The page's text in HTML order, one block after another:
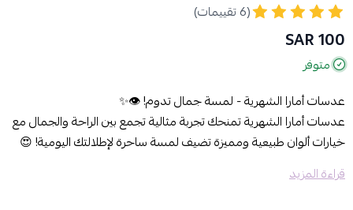
(6 تقييمات)
100 SAR
متوفر
عدسات أمارا الشهرية - لمسة جمال تدوم! 👁️✨
عدسات أمارا الشهرية تمنحك تجربة مثالية تجمع بين الراحة والجمال مع
خيارات ألوان طبيعية ومميزة تضيف لمسة ساحرة لإطلالتك اليومية! 😍
المميزات:
قراءة المزيد